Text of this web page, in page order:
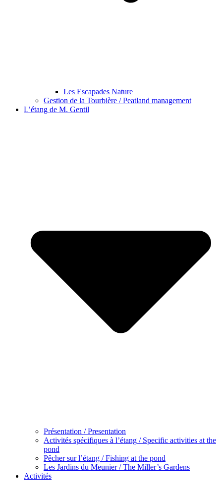
Les Escapades Nature
Gestion de la Tourbière / Peatland management
L’étang de M. Gentil
Présentation / Presentation
Activités spécifiques à l’étang / Specific activities at the
pond
Pêcher sur l’étang / Fishing at the pond
Les Jardins du Meunier / The Miller’s Gardens
Activités